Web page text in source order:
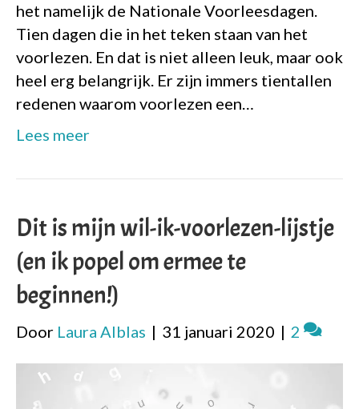
het namelijk de Nationale Voorleesdagen.
Tien dagen die in het teken staan van het
voorlezen. En dat is niet alleen leuk, maar ook
heel erg belangrijk. Er zijn immers tientallen
redenen waarom voorlezen een…
Lees meer
Dit is mijn wil-ik-voorlezen-lijstje
(en ik popel om ermee te
beginnen!)
Door Laura Alblas | 31 januari 2020 | 2